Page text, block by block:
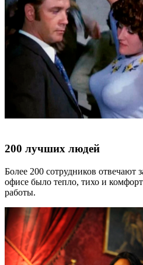
200 лучших людей
Более 200 сотрудников отвечают
офисе было тепло, тихо и
работы.